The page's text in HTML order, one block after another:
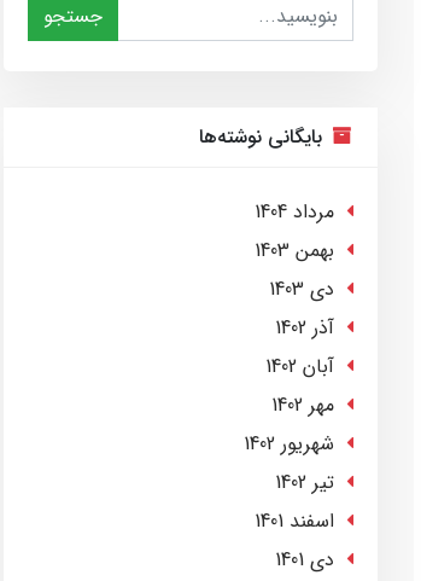
جستجو
بایگانی نوشته‌ها
مرداد 1404
بهمن 1403
دی 1403
آذر 1402
آبان 1402
مهر 1402
شهریور 1402
تير 1402
اسفند 1401
دی 1401